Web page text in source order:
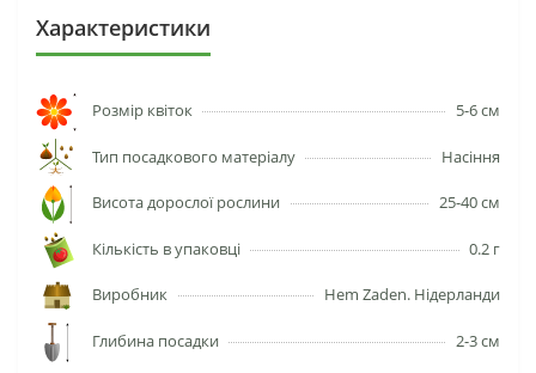
Характеристики
Розмір квіток 5-6 см
Тип посадкового матеріалу Насіння
Висота дорослої рослини 25-40 см
Кількість в упаковці 0.2 г
Виробник Hem Zaden. Нідерланди
Глибина посадки 2-3 см